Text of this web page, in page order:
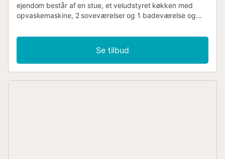
ejendom består af en stue, et veludstyret køkken med
opvaskemaskine, 2 soveværelser og 1 badeværelse og
omfatter Wi-Fi, et tv, aircondition samt en vaskemaskine.
Ferielejligheden har et privat udendørsområde med en
altan. Ejendommen har adgang til et fælles
udendørsområde, som omfatter en pool og en overdækket
Se tilbud